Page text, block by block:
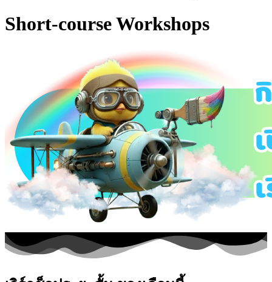
Short-course Workshops